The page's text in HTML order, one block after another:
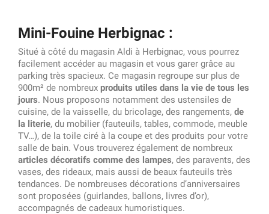
Mini-Fouine Herbignac :
Situé à côté du magasin Aldi à Herbignac, vous pourrez
facilement accéder au magasin et vous garer grâce au
parking très spacieux. Ce magasin regroupe sur plus de
900m² de nombreux produits utiles dans la vie de tous les
jours. Nous proposons notamment des ustensiles de
cuisine, de la vaisselle, du bricolage, des rangements, de
la literie, du mobilier (fauteuils, tables, commode, meuble
TV…), de la toile ciré à la coupe et des produits pour votre
salle de bain. Vous trouverez également de nombreux
articles décoratifs comme des lampes, des paravents, des
vases, des rideaux, mais aussi de beaux fauteuils très
tendances. De nombreuses décorations d’anniversaires
sont proposées (guirlandes, ballons, livres d’or),
accompagnés de cadeaux humoristiques.